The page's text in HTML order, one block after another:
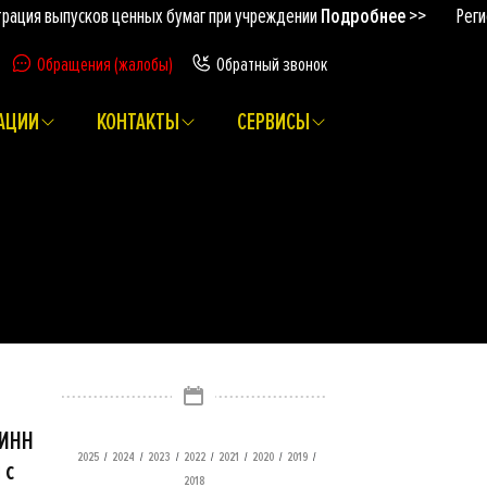
ценных бумаг при учрежденииПодробнее >>
Обращения (жалобы) Обратный звонок
КОНТАКТЫ СЕРВИСЫ
2025 / 2024 / 2023 / 2022 / 2021 / 2020 / 2019 /
2018